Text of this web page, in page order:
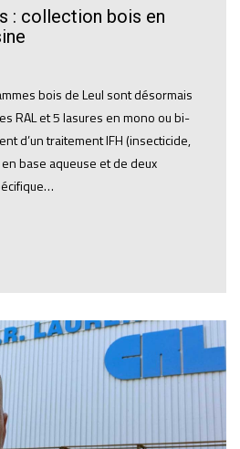
: collection bois en
bois de Leul sont désormais
RAL et 5 lasures en mono ou bi-
d’un traitement IFH (insecticide,
base aqueuse et de deux